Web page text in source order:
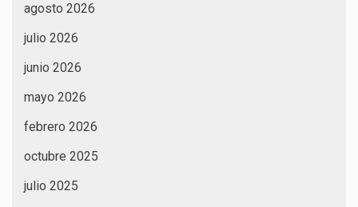
agosto 2026
julio 2026
junio 2026
mayo 2026
febrero 2026
octubre 2025
julio 2025